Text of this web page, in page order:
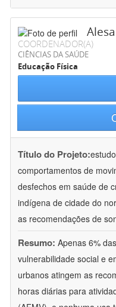
COORDENADOR(A)
CIÊNCIAS DA SAÚDE
Educação Física
Título do Projeto:
comportamentos de
desfechos em saúde de
indígena de cidade do
as recomendações de
Resumo: Apenas 6%
vulnerabilidade social e
urbanos atingem as
horas diárias para